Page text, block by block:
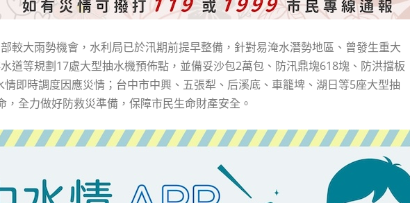
較大雨勢機會，水利局已於汛期前提早整備，針對易淹水潛勢地區、曾發生重大
道等規劃17處大型抽水機預佈點，並備妥沙包2萬包、防汛鼎塊618塊、防洪擋板
即時調度因應災情；台中市中興、五張犁、后溪底、車籠埤、湖日等5座大型抽
全力做好防救災準備，保障市民生命財產安全。